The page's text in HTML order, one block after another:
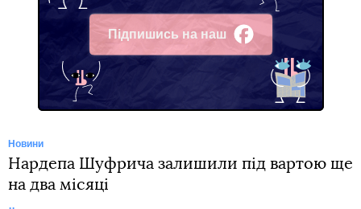
Підпишись на наш
Facebook
Новини
Нардепа Шуфрича залишили під вартою ще
на два місяці